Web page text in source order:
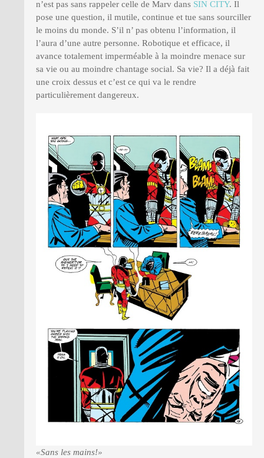
n’est pas sans rappeler celle de Marv dans SIN CITY. Il
pose une question, il mutile, continue et tue sans sourciller
le moins du monde. S’il n’ pas obtenu l’information, il
l’aura d’une autre personne. Robotique et efficace, il
avance totalement imperméable à la moindre menace sur
sa vie ou au moindre chantage social. Sa vie? Il a déjà fait
une croix dessus et c’est ce qui va le rendre
particulièrement dangereux.
«Sans les mains!»